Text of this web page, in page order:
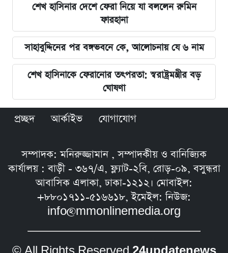
শেখ হাসিনার দেশে ফেরা নিয়ে যা বললেন রুমিন
ফারহানা
সাহাবুদ্দিনের পর বঙ্গভবনে কে, আলোচনায় যে ৬ নাম
শেখ হাসিনাকে ফেরানোর তৎপরতা: স্বরাষ্ট্রমন্ত্রীর বড়
ঘোষণা
প্রচ্ছদ আর্কাইভ যোগাযোগ
সম্পাদক: মনিরুজ্জামান , সম্পাদকীয় ও বানিজ্যিক
কার্যালয় : বাড়ী - ৩৬৭/এ, ফ্ল্যাট-২বি, রোড়-০৯, বসুন্ধরা
আবাসিক এলাকা, ঢাকা-১২১২। মোবাইল:
+৮৮০১৭১১-৫১৬৬১৮, ইমেইল: নিউজ:
info@mmonlinemedia.org